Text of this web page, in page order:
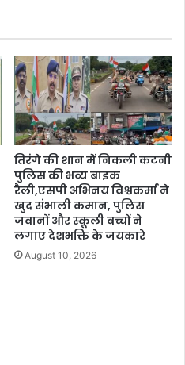
तिरंगे की शान में निकली कटनी
पुलिस की भव्य बाइक
रैली,एसपी अभिनय विश्वकर्मा ने
खुद संभाली कमान, पुलिस
जवानों और स्कूली बच्चों ने
लगाए देशभक्ति के जयकारे
August 10, 2026